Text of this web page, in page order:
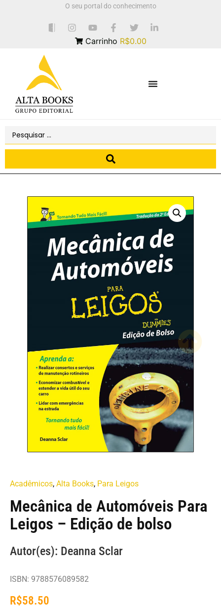
O seu portal do conhecimento
Carrinho R$0.00
Acadêmicos, Alta Books, Para Leigos
Mecânica de Automóveis Para
Leigos – Edição de bolso
Autor(es): Deanna Sclar
ISBN: 9788576089582
R$58.50